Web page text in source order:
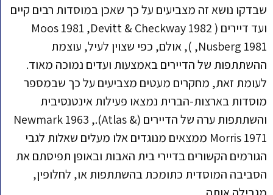
שבדקו נושא זה מצביעים על כך שאכן במוסדות רבים קיים
ועד דיירים ( Moos 1981 ,Devitt & Checkway 1982
Nusberg 1981, ), אולם, כפי שצוין לעיל, עוצמת
ההשתתפות של הדיירים באמצעות ועדים נמוכה מאוד.
לעומת זאת, מחקרים מעטים מצביעים על כך שבמספר
מוסדות בארצות-הברית נמצאו פעילות אינטנסיבית
והשתתפות ערה של הדיירים (Newmark 1963 ,.(Atlas &
Morris 1971 ממצאים מנוגדים אלו מעלים שאלות לגבי
הגורמים הקשורים בדיירי בית האבות ובאופן תפיסתם את
הסביבה המוסדית כתומכת בהשתתפות או, לחלופין,